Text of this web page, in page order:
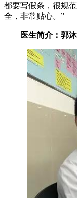
都要写假条，很规
全，非常贴心。”
医生简介：郭